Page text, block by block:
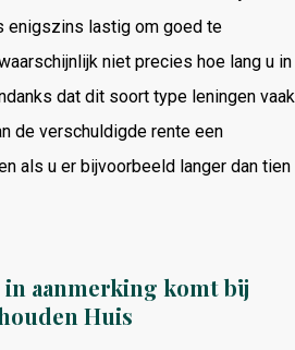
enigszins lastig om goed te
niet precies hoe lang u in
dat dit soort type leningen vaak
de verschuldigde rente een
als u er bijvoorbeeld langer dan tien
aanmerking komt bij
Huis